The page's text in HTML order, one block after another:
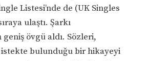
Listesi’nde de (UK Singles
ulaştı. Şarkı
övgü aldı. Sözleri,
istekte bulunduğu bir hikayeyi